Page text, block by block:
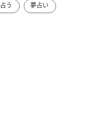
占う 夢占い